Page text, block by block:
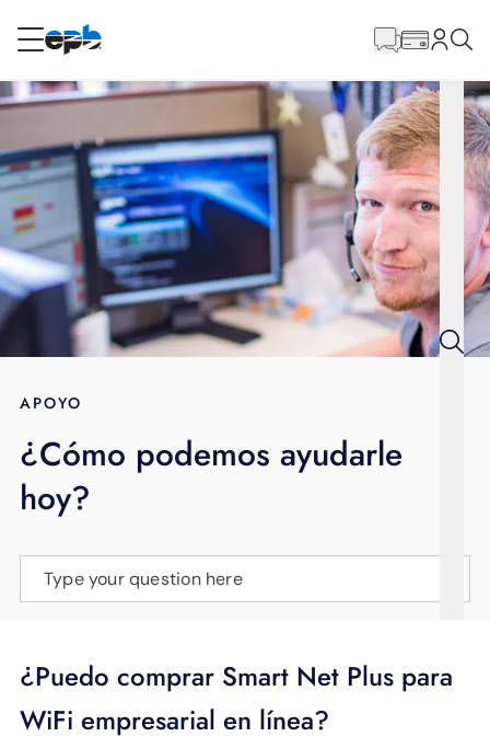
RESIDENCIAL
Internet
Energía
Televisión
BLOG
APOYO
principal
APOYO
¿Cómo podemos ayudarle
hoy?
Type your question here
¿Puedo comprar Smart Net Plus para
WiFi empresarial en línea?